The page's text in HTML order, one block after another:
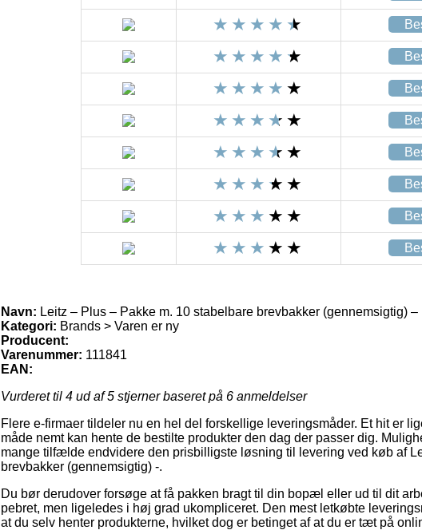
Navn: Leitz – Plus – Pakke m. 10 stabelbare brevbakker (gennemsigtig) –
Kategori: Brands > Varen er ny
Producent:
Varenummer: 111841
EAN:
Vurderet til 4 ud af 5 stjerner baseret på 6 anmeldelser
Flere e-firmaer tildeler nu en hel del forskellige leveringsmåder. Et hit er
måde nemt kan hente de bestilte produkter den dag der passer dig.
mange tilfælde endvidere den prisbilligste løsning til levering ved køb af
brevbakker (gennemsigtig) -.
Du bør derudover forsøge at få pakken bragt til din bopæl eller ud til dit
pebret, men ligeledes i høj grad ukompliceret. Den mest letkøbte
at du selv henter produkterne, hvilket dog er betinget af at du er tæt på